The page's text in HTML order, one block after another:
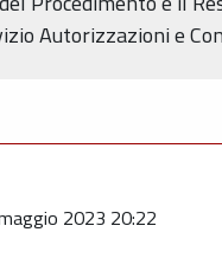
Autorizzazioni e
2023 20:22